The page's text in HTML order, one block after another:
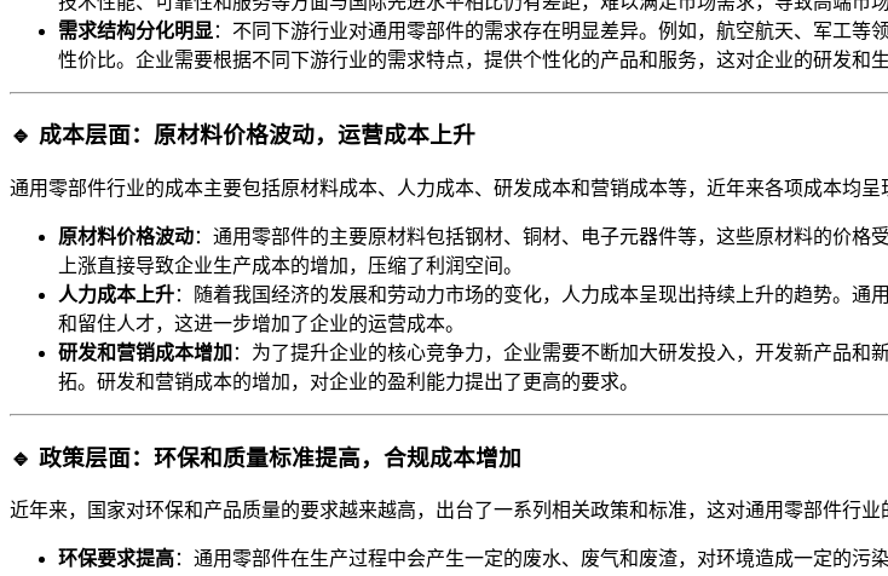
需求结构分化明显 ：不同下游行业对通用零部件的需求存在明显差异。例如，航空航天、军工
性价比。企业需要根据不同下游行业的需求特点，提供个性化的产品和服务，这对企业的研发和
🔹 成本层面：原材料价格波动，运营成本上升
通用零部件行业的成本主要包括原材料成本、人力成本、研发成本和营销成本等，近年来各项成本均呈
原材料价格波动：通用零部件的主要原材料包括钢材、铜材、电子元器件等，这些原材料的价
上涨直接导致企业生产成本的增加，压缩了利润空间。
人力成本上升：随着我国经济的发展和劳动力市场的变化，人力成本呈现出持续上升的趋势。
和留住人才，这进一步增加了企业的运营成本。
研发和营销成本增加 ：为了提升企业的核心竞争力，企业需要不断加大研发投入，开发新产品
拓。研发和营销成本的增加，对企业的盈利能力提出了更高的要求。
🔹 政策层面：环保和质量标准提高，合规成本增加
近年来，国家对环保和产品质量的要求越来越高，出台了一系列相关政策和标准，这对通用零部件行
环保要求提高：通用零部件在生产过程中会产生一定的废水、废气和废渣，对环境造成一定的